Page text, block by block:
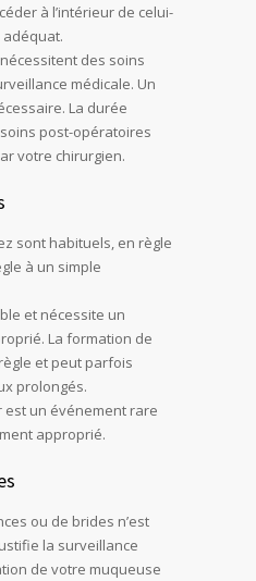
à l’intérieur de celui-
adéquat.
des soins
médicale. Un
La durée
post-opératoires
votre chirurgien.
sont habituels, en règle
à un simple
et nécessite un
La formation de
et peut parfois
prolongés.
est un événement rare
approprié.
ou de brides n’est
la surveillance
de votre muqueuse